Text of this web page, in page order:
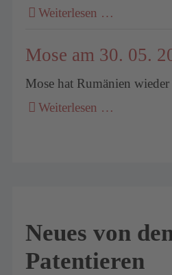
Weiterlesen …
Mose am 30. 05.
Mose hat Rumänien wieder
Weiterlesen …
Neues von
Patentieren